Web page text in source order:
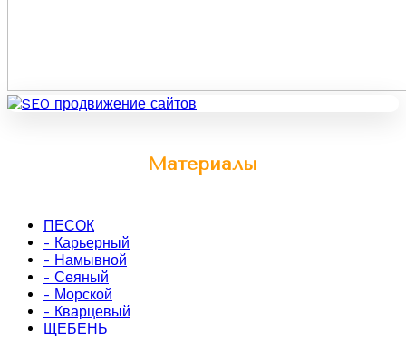
Материалы
ПЕСОК
- Карьерный
- Намывной
- Сеяный
- Морской
- Кварцевый
ЩЕБЕНЬ